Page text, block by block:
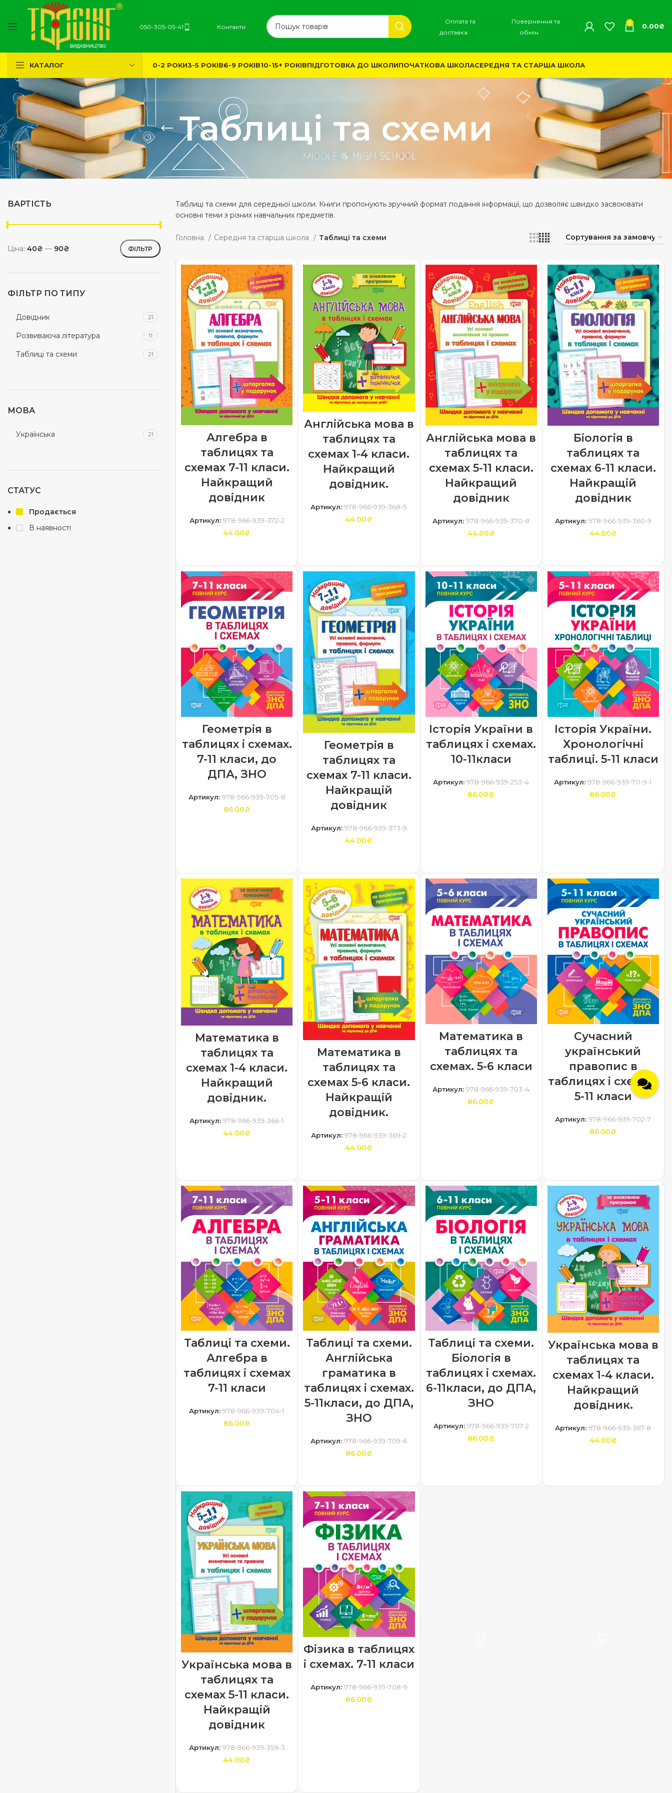
050-305-05-41 Контакти
Оплата та
доставка
Повернення та
обмін
0 0.00₴
КАТАЛОГ 0-2 РОКИ3-5 РОКІВ6-9 РОКІВ10-15+ РОКІВПІДГОТОВКА ДО ШКОЛИПОЧАТКОВА ШКОЛАСЕРЕДНЯ ТА СТАРША ШКОЛА
Таблиці та схеми
ВАРТІСТЬ
ФІЛЬТР
Ціна: 40₴ — 90₴
ФІЛЬТР ПО ТИПУ
Довідник 21
Розвиваюча література 11
Таблиці та схеми 21
МОВА
Українська 21
СТАТУС
Продається
В наявності
Таблиці та схеми для середньої школи. Книги пропонують зручний формат подання інформації, що дозволяє швидко засвоювати
основні теми з різних навчальних предметів.
Головна Середня та старша школа Таблиці та схеми
Алгебра в
таблицях та
схемах 7-11 класи.
Найкращий
довідник
Артикул: 978-966-939-372-2
44.00₴
Англійська мова в
таблицях та
схемах 1-4 класи.
Найкращий
довідник.
Артикул:978-966-939-368-5
44.00₴
Англійська мова в
таблицях та
схемах 5-11 класи.
Найкращий
довідник
Артикул:978-966-939-370-8
44.00₴
Біологія в
таблицях та
схемах 6-11 класи.
Найкращій
довідник
Артикул: 978-966-939-360-9
44.00₴
Геометрія в
таблицях і схемах.
7-11 класи, до
ДПА, ЗНО
Артикул: 978-966-939-705-8
86.00₴
Геометрія в
таблицях та
схемах 7-11 класи.
Найкращій
довідник
Артикул: 978-966-939-373-9
44.00₴
Історія України в
таблицях і схемах.
10-11класи
Артикул:978-966-939-253-4
86.00₴
Історія України.
Хронологічні
таблиці. 5-11 класи
Артикул:978-966-939-711-9-1
86.00₴
Математика в
таблицях та
схемах 1-4 класи.
Найкращий
довідник.
Артикул:978-966-939-366-1
44.00₴
Математика в
таблицях та
схемах 5-6 класи.
Найкращій
довідник.
Артикул:978-966-939-369-2
44.00₴
Математика в
таблицях та
схемах. 5-6 класи
Артикул:978-966-939-703-4
86.00₴
Сучасний
український
правопис в
таблицях і схемах.
5-11 класи
Артикул:978-966-939-702-7
86.00₴
Таблиці та схеми.
Алгебра в
таблицях і схемах
7-11 класи
Артикул:978-966-939-704-1
86.00₴
Таблиці та схеми.
Англійська
граматика в
таблицях і схемах.
5-11класи, до ДПА,
ЗНО
Артикул:978-966-939-709-6
86.00₴
Таблиці та схеми.
Біологія в
таблицях і схемах.
6-11класи, до ДПА,
ЗНО
Артикул: 978-966-939-707-2
86.00₴
Українська мова в
таблицях та
схемах 1-4 класи.
Найкращий
довідник.
Артикул:978-966-939-367-8
44.00₴
Українська мова в
таблицях та
схемах 5-11 класи.
Найкращій
довідник
Артикул: 978-966-939-359-3
44.00₴
Фізика в таблицях
і схемах. 7-11 класи
Артикул: 978-966-939-708-9
86.00₴